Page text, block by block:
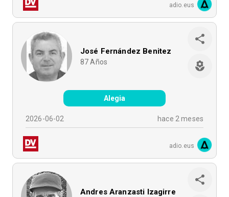
adio.eus
José Fernández Benitez
87 Años
Alegia
2026-06-02 hace 2 meses
adio.eus
Andres Aranzasti Izagirre